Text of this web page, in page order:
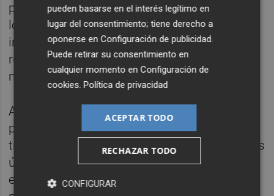
patronal de "eliminar derechos históricos de
los trabajadores, en una muestra de
incomprensible insolidaridad y falta de
respeto hacia quienes son el verdadero
motor económico de la provincia".
Al respecto, han recordado el "esfuerzo y las
pérdidas de renta que han soportado los
trabajadores y trabajadores del azulejo en los
últimos años, incluyendo los ERTE", y han
exigido una negociación "seria y con
pueden basarse en el interés legítimo en
lugar del consentimiento; tiene derecho a
oponerse enConfiguración de publicidad
Puede retirar su consentimiento en
cualquier momento enConfiguración de
cookies .Política de privacidad
ACEPTAR TODO
RECHAZAR TODO
CONFIGURAR